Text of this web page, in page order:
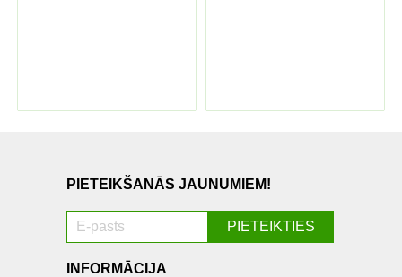
PIETEIKŠANĀS JAUNUMIEM!
INFORMĀCIJA